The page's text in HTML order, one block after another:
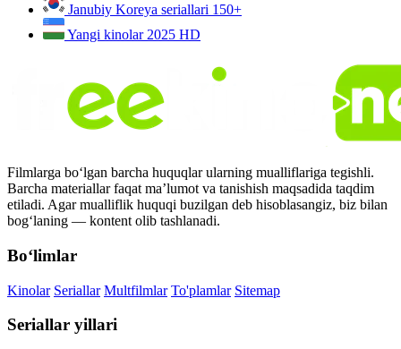
Janubiy Koreya seriallari 150+
Yangi kinolar 2025 HD
Filmlarga bo‘lgan barcha huquqlar ularning mualliflariga tegishli.
Barcha materiallar faqat ma’lumot va tanishish maqsadida taqdim
etiladi. Agar mualliflik huquqi buzilgan deb hisoblasangiz, biz bilan
bog‘laning — kontent olib tashlanadi.
Bo‘limlar
Kinolar Seriallar Multfilmlar To'plamlar Sitemap
Seriallar yillari